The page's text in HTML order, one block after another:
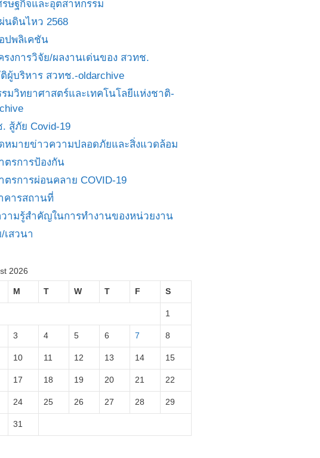
รษฐกิจและอุตสาหกรรม
นดินไหว 2568
ปพลิเคชัน
รงการวิจัย/ผลงานเด่นของ สวทช.
ผู้บริหาร สวทช.-oldarchive
มวิทยาศาสตร์และเทคโนโลยีแห่งชาติ-
สู้ภัย Covid-19
หมายข่าวความปลอดภัยและสิ่งแวดล้อม
ตรการป้องกัน
ตรการผ่อนคลาย COVID-19
คารสถานที่
วามรู้สำคัญในการทำงานของหน่วยงาน
เสวนา
2026
M T W T F S
1
3 4 5 6 7 8
10 11 12 13 14 15
17 18 19 20 21 22
24 25 26 27 28 29
31